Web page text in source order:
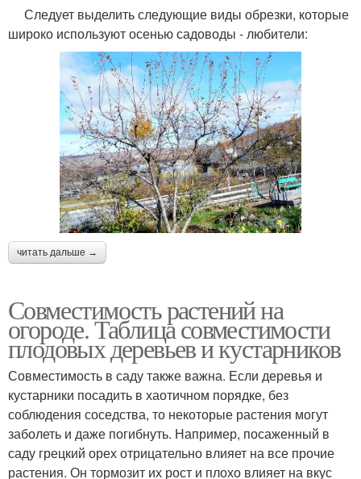
Следует выделить следующие виды обрезки, которые
широко используют осенью садоводы - любители:
читать дальше →
Совместимость растений на
огороде. Таблица совместимости
плодовых деревьев и кустарников
Совместимость в саду также важна. Если деревья и
кустарники посадить в хаотичном порядке, без
соблюдения соседства, то некоторые растения могут
заболеть и даже погибнуть. Например, посаженный в
саду грецкий орех отрицательно влияет на все прочие
растения. Он тормозит их рост и плохо влияет на вкус